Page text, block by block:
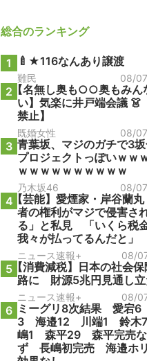
総合のランキング
1 🍼★116なんあり譲渡
難民 08/
2 【名無し奥も○○奥もみん
い】気楽に井戸端会議 👗
禁止】
既婚女性 08/
3 青葉坂、マジのガチで3坂
プロジェクトっぽいｗｗ
ｗｗｗｗｗｗｗｗｗｗ
乃木坂46 08/
4【芸能】愛煙家・岸谷蘭
者の権利がマジで侵害さ
る」と私見 「いくら税
我々が払ってるんだと」
ニュース速報+ 08/
5【消費減税】日本の社会
路に 財源5兆円見通し
ニュース速報+ 08/
6 ミーグリ8次結果 愛宕
3 海邉12 川端1 鈴木
嶋1 森平29 森平完売な
ず 長嶋初完売 海邉ホ